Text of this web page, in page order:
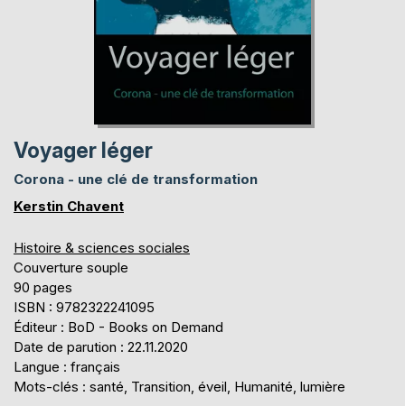
Voyager léger
Corona - une clé de transformation
Kerstin Chavent
Histoire & sciences sociales
Couverture souple
90 pages
ISBN : 9782322241095
Éditeur : BoD - Books on Demand
Date de parution : 22.11.2020
Langue : français
Mots-clés : santé, Transition, éveil, Humanité, lumière